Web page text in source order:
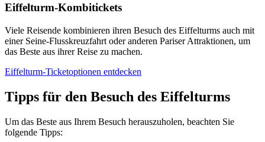
Eiffelturm-Kombitickets
Viele Reisende kombinieren ihren Besuch des Eiffelturms auch mit
einer Seine-Flusskreuzfahrt oder anderen Pariser Attraktionen, um
das Beste aus ihrer Reise zu machen.
Eiffelturm-Ticketoptionen entdecken
Tipps für den Besuch des Eiffelturms
Um das Beste aus Ihrem Besuch herauszuholen, beachten Sie
folgende Tipps: